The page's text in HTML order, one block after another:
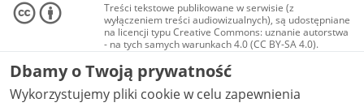
Treści tekstowe publikowane w serwisie (z
wyłączeniem treści audiowizualnych), są udostępniane
na licencji typu Creative Commons: uznanie autorstwa
- na tych samych warunkach 4.0 (CC BY-SA 4.0).
Materiały audiowizualne, w tym zdjęcia, materiały
audio i wideo, są udostępniane na licencji typu
Creative Commons: uznanie autorstwa użycie
niekomercyjne - bez utworów zależnych 4.0 (CC BY-
Dbamy o Twoją prywatność
Wykorzystujemy pliki cookie w celu zapewnienia